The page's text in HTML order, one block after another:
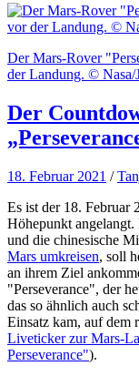
Der Mars-Rover
der Landung. © Nasa/
Der
18. Februar 2021 /
Es ist der 18. Februar
Höhepunkt
und die chinesische
Mars umkreisen, soll
an ihrem Ziel
"Perseverance", der
das so ähnlich auch
Einsatz kam, auf dem
Liveticker zur Mars-
Perseverance").